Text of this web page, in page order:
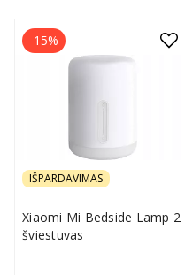
kainos ir kokybės santykiu.
IŠPARDAVIMAS
Xiaomi Mi Bedside Lamp 2
šviestuvas
-15%